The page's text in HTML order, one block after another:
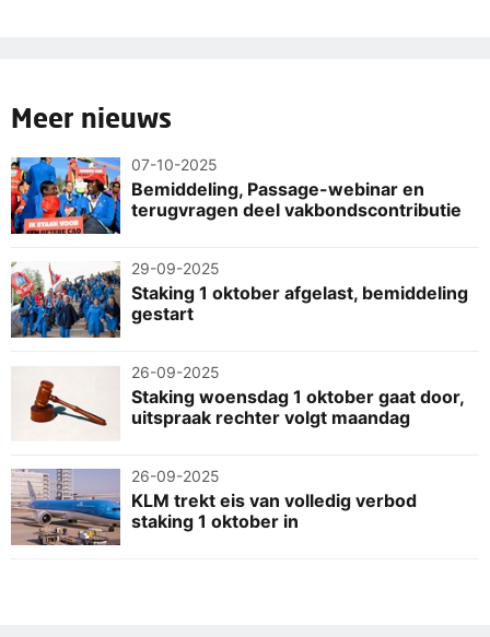
Meer nieuws
07-10-2025
Bemiddeling, Passage-webinar en
terugvragen deel vakbondscontributie
29-09-2025
Staking 1 oktober afgelast, bemiddeling
gestart
26-09-2025
Staking woensdag 1 oktober gaat door,
uitspraak rechter volgt maandag
26-09-2025
KLM trekt eis van volledig verbod
staking 1 oktober in